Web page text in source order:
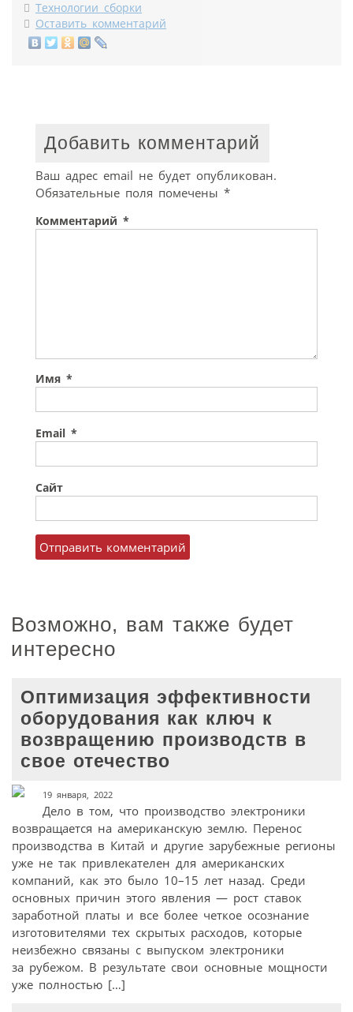
Технологии сборки
Оставить комментарий
Добавить комментарий
Ваш адрес email не будет опубликован.
Обязательные поля помечены *
Комментарий *
Имя *
Email *
Сайт
Возможно, вам также будет
интересно
Оптимизация эффективности
оборудования как ключ к
возвращению производств в
свое отечество
19 января, 2022
Дело в том, что производство электроники
возвращается на американскую землю. Перенос
производства в Китай и другие зарубежные регионы
уже не так привлекателен для американских
компаний, как это было 10–15 лет назад. Среди
основных причин этого явления — рост ставок
заработной платы и все более четкое осознание
изготовителями тех скрытых расходов, которые
неизбежно связаны с выпуском электроники
за рубежом. В результате свои основные мощности
уже полностью […]